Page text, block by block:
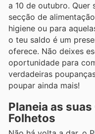
a 10 de outubro. Quer
secção de
higiene ou para
o teu saldo é um
oferece. Não deixes
oportunidade para
verdadeiras
poupar ainda mais!
Planeia as
Folhetos